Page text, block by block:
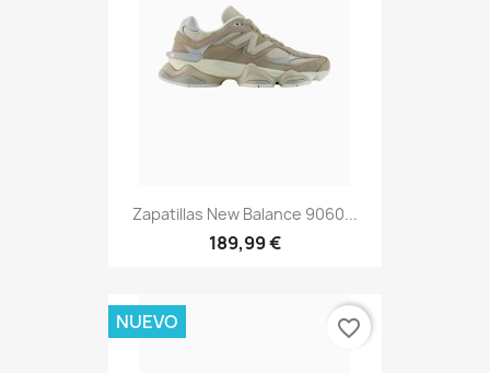
Zapatillas New Balance 9060...
189,99 €
NUEVO favorite_border